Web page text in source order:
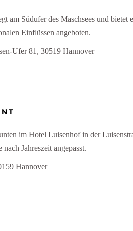
am Südufer des Maschsees und
Einflüssen angeboten.
Ufer 81, 30519 Hannover
im Hotel Luisenhof in der
Jahreszeit angepasst.
Hannover